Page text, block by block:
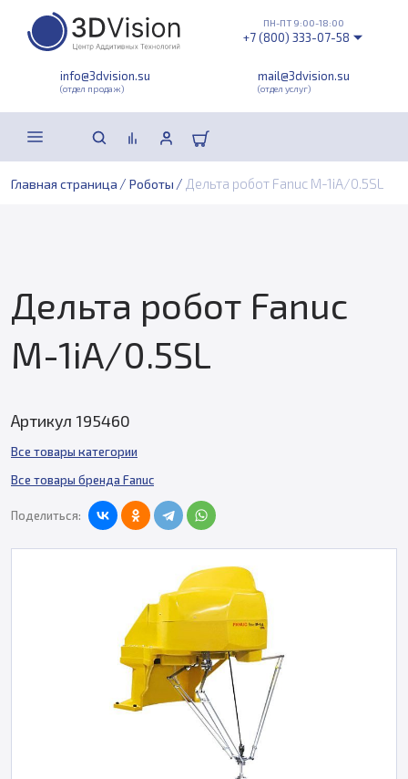
info@3dvision.su
(отдел продаж)
mail@3dvision.su
(отдел услуг)
ПН-ПТ 9:00-18:00
+7 (800) 333-07-58
Главная страница / Роботы / Дельта робот Fanuc M-1iA/0.5SL
Дельта робот Fanuc
M-1iA/0.5SL
Артикул 195460
Все товары категории
Все товары бренда Fanuc
Поделиться: